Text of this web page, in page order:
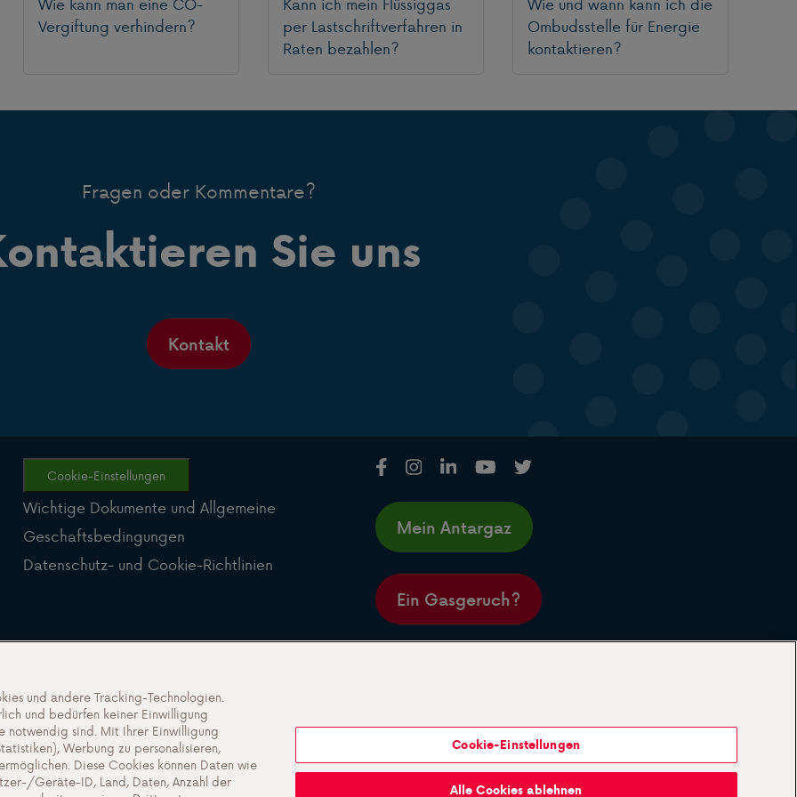
Vergiftung verhindern?
per Lastschriftverfahren in
Raten bezahlen?
Ombudsstelle für Energie
kontaktieren?
Fragen oder Kommentare?
Sie uns
Kontakt
Cookie-Einstellungen
Wichtige Dokumente und Allgemeine
Geschaftsbedingungen
Datenschutz- und Cookie-Richtlinien
Mein Antargaz
Ein Gasgeruch?
und andere Tracking-Technologien.
und bedürfen keiner Einwilligung
notwendig sind. Mit Ihrer Einwilligung
Werbung zu personalisieren,
Diese Cookies können Daten wie
Geräte-ID, Land, Daten, Anzahl der
Cookie-Einstellungen
Alle Cookies ablehnen